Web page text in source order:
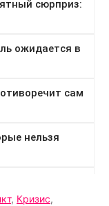
, Кризис,